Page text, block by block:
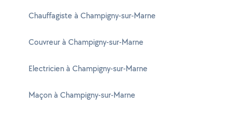
Chauffagiste à Champigny-sur-Marne
Couvreur à Champigny-sur-Marne
Electricien à Champigny-sur-Marne
Maçon à Champigny-sur-Marne